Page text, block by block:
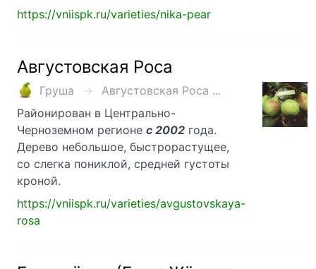
https://vniispk.ru/varieties/nika-pear
Августовская Роса
Груша
Августовская Роса ...
Районирован в Центрально-
Черноземном регионе с 2002 года.
Дерево небольшое, быстрорастущее,
со слегка пониклой, средней густоты
кроной.
https://vniispk.ru/varieties/avgustovskaya-
rosa